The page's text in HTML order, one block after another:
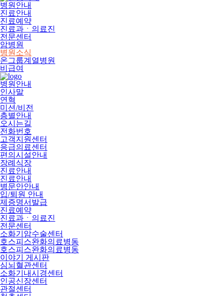
병원안내
진료안내
진료예약
진료과ㆍ의료진
전문센터
암병원
병원소식
온그룹계열병원
비급여
병원안내
인사말
연혁
미션/비전
층별안내
오시는길
전화번호
고객지원센터
응급의료센터
편의시설안내
장례식장
진료안내
진료안내
병문안안내
입/퇴원 안내
제증명서발급
진료예약
진료과ㆍ의료진
전문센터
소화기암수술센터
호스피스완화의료병동
호스피스완화의료병동
이야기 게시판
심뇌혈관센터
소화기내시경센터
인공신장센터
관절센터